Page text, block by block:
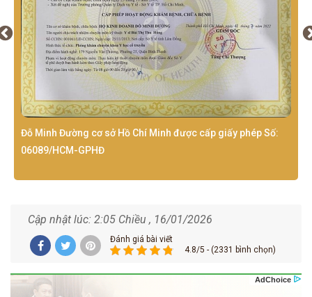
Đỗ Minh Đường cơ sở Hồ Chí Minh được cấp giấy phép Số:
06089/HCM-GPHĐ
Cập nhật lúc: 2:05 Chiều , 16/01/2026
Đánh giá bài viết
4.8/5 - (2331 bình chọn)